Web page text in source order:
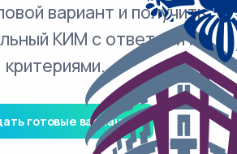
вариант и получить
КИМ с ответами и
критериями.
готовые варианты